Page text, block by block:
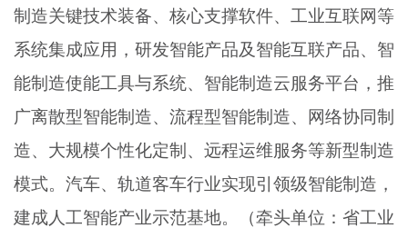
制造关键技术装备、核心支撑软件、工业互联网等
系统集成应用，研发智能产品及智能互联产品、智
能制造使能工具与系统、智能制造云服务平台，推
广离散型智能制造、流程型智能制造、网络协同制
造、大规模个性化定制、远程运维服务等新型制造
模式。汽车、轨道客车行业实现引领级智能制造，
建成人工智能产业示范基地。（牵头单位：省工业